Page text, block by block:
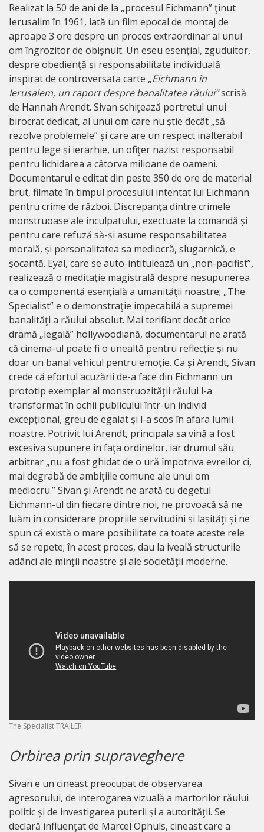
Realizat la 50 de ani de la „procesul Eichmann” ţinut
Ierusalim în 1961, iată un film epocal de montaj de
aproape 3 ore despre un proces extraordinar al unui
om îngrozitor de obișnuit. Un eseu esenţial, zguduitor,
despre obedienţă și responsabilitate individuală
inspirat de controversata carte „Eichmann în
Ierusalem, un raport despre banalitatea răului”scrisă
de Hannah Arendt. Sivan schiţează portretul unui
birocrat dedicat, al unui om care nu știe decât „să
rezolve problemele” și care are un respect inalterabil
pentru lege și ierarhie, un ofiţer nazist responsabil
pentru lichidarea a câtorva milioane de oameni.
Documentarul e editat din peste 350 de ore de material
brut, filmate în timpul procesului intentat lui Eichmann
pentru crime de război. Discrepanţa dintre crimele
monstruoase ale inculpatului, exectuate la comandă și
pentru care refuză să-și asume responsabilitatea
morală, și personalitatea sa mediocră, slugarnică, e
șocantă. Eyal, care se auto-intitulează un „non-pacifist”,
realizează o meditaţie magistrală despre nesupunerea
ca o componentă esenţială a umanităţii noastre; „The
Specialist” e o demonstraţie impecabilă a supremei
banalităţi a răului absolut. Mai terifiant decât orice
dramă „legală” hollywoodiană, documentarul ne arată
că cinema-ul poate fi o unealtă pentru reflecţie și nu
doar un banal vehicul pentru emoţie. Ca și Arendt, Sivan
crede că efortul acuzării de-a face din Eichmann un
prototip exemplar al monstruozităţii răului l-a
transformat în ochii publicului într-un individ
excepţional, greu de egalat și l-a scos în afara lumii
noastre. Potrivit lui Arendt, principala sa vină a fost
excesiva supunere în faţa ordinelor, iar drumul său
arbitrar „nu a fost ghidat de o ură împotriva evreilor ci,
mai degrabă de ambiţiile comune ale unui om
mediocru.” Sivan și Arendt ne arată cu degetul
Eichmann-ul din fiecare dintre noi, ne provoacă să ne
luăm în considerare propriile servitudini și lașităţi și ne
spun că există o mare posibilitate ca toate aceste rele
să se repete; în acest proces, dau la iveală structurile
adânci ale minţii noastre și ale societăţii moderne.
The Specialist TRAILER
Orbirea prin supraveghere
Sivan e un cineast preocupat de observarea
agresorului, de interogarea vizuală a martorilor răului
politic și de investigarea puterii și a autorităţii. Se
declară influenţat de Marcel Ophüls, cineast care a